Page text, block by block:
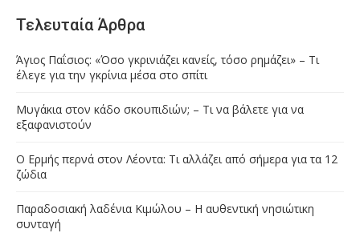
Τελευταία Άρθρα
Άγιος Παΐσιος: «Όσο γκρινιάζει κανείς, τόσο ρημάζει» – Τι
έλεγε για την γκρίνια μέσα στο σπίτι
Μυγάκια στον κάδο σκουπιδιών; – Τι να βάλετε για να
εξαφανιστούν
Ο Ερμής περνά στον Λέοντα: Τι αλλάζει από σήμερα για τα 12
ζώδια
Παραδοσιακή λαδένια Κιμώλου – Η αυθεντική νησιώτικη
συνταγή